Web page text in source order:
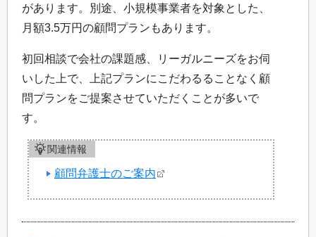
があります。別途、小規模事業者を対象とした、
月額3.5万円の顧問プランもあります。
初回相談で会社の課題感、リーガルニーズをお伺
いした上で、上記プランにこだわるることなく顧
問プランをご提案させていただくことが多いで
す。
関連情報
顧問弁護士のご案内